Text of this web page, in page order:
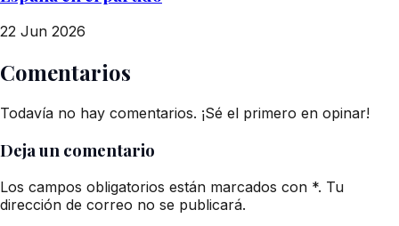
22 Jun 2026
Comentarios
Todavía no hay comentarios. ¡Sé el primero en opinar!
Deja un comentario
Los campos obligatorios están marcados con *. Tu
dirección de correo no se publicará.